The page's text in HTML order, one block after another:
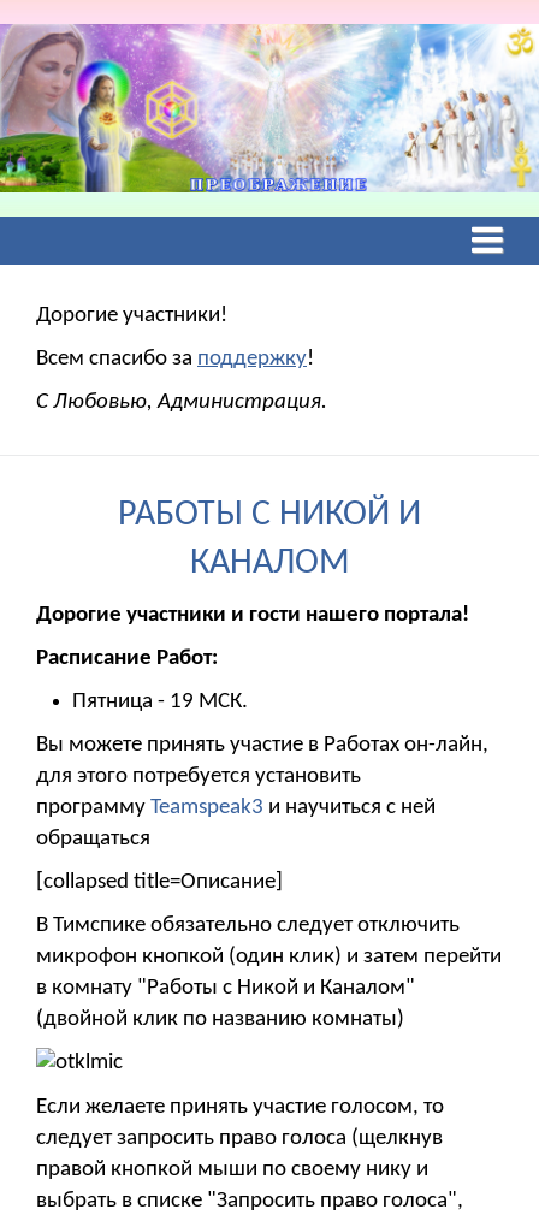
Дорогие участники!
Всем спасибо за поддержку!
С Любовью, Администрация.
РАБОТЫ С НИКОЙ И
КАНАЛОМ
Дорогие участники и гости нашего портала!
Расписание Работ:
Пятница - 19 МСК.
Вы можете принять участие в Работах он-лайн,
для этого потребуется установить
программу Teamspeak3 и научиться с ней
обращаться
[collapsed title=Описание]
В Тимспике обязательно следует отключить
микрофон кнопкой (один клик) и затем перейти
в комнату "Работы с Никой и Каналом"
(двойной клик по названию комнаты)
Если желаете принять участие голосом, то
следует запросить право голоса (щелкнув
правой кнопкой мыши по своему нику и
выбрать в списке "Запросить право голоса",